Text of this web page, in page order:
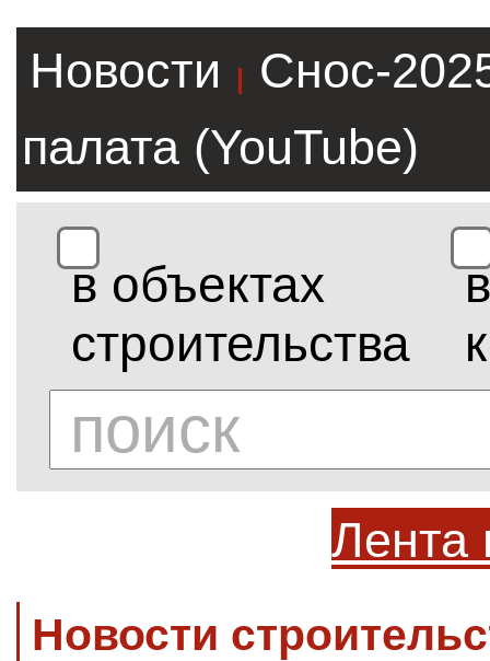
Новости |
Снос-
палата (YouTube)
в объектах
строительства
в
Лента
Новости